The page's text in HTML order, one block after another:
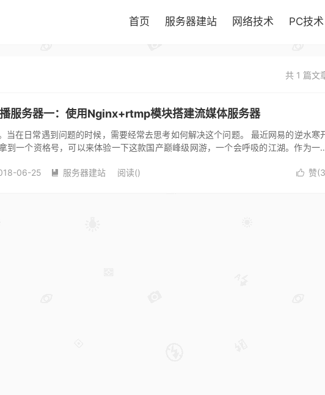
首页 服务器建站 网络技术 PC技术
共 1 篇文
服务器一：使用Nginx+rtmp模块搭建流媒体服务器
当在日常遇到问题的时候，需要经常去思考如何解决这个问题。 最近网易的逆水寒
到一个资格号，可以来体验一下这款国产巅峰级网游，一个会呼吸的江湖。作为一
 赞(3
06-25  服务器建站 阅读()